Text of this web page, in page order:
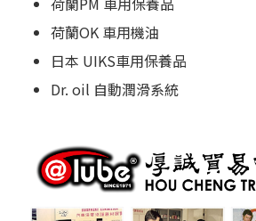
荷蘭OK 車用機油
日本 UIKS車用保養品
Dr. oil 自動潤滑系統